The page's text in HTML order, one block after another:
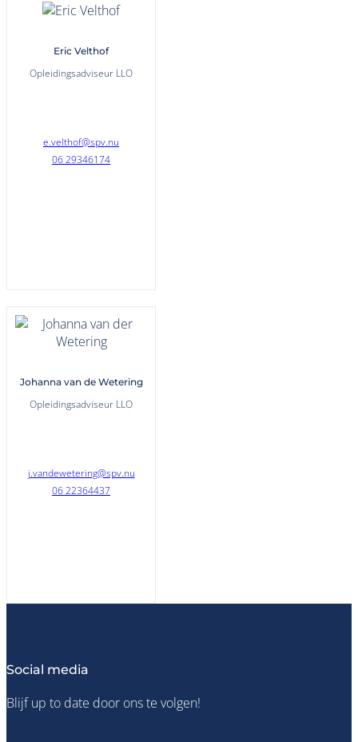
Eric Velthof
Opleidingsadviseur LLO
e.velthof@spv.nu
06 29346174
Johanna van de Wetering
Opleidingsadviseur LLO
j.vandewetering@spv.nu
06 22364437
Social media
Blijf up to date door ons te volgen!